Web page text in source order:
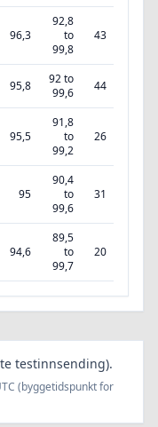
96,3
92,8
to
99,8
43
95,8
92 to
99,6
44
95,5
91,8
to
99,2
26
95
90,4
to
99,6
31
94,6
89,5
to
99,7
20
testinnsending).
(byggetidspunkt for